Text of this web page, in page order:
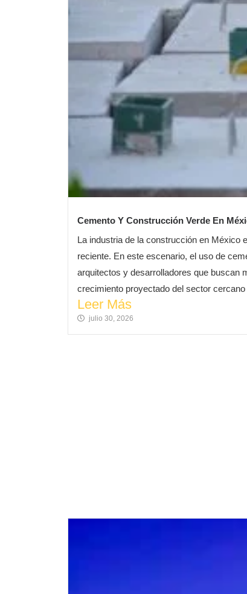
Cemento Y Construcción Verde En
La industria de la construcción en México
reciente. En este escenario, el uso de
arquitectos y desarrolladores que buscan
crecimiento proyectado del sector
Leer Más
julio 30, 2026